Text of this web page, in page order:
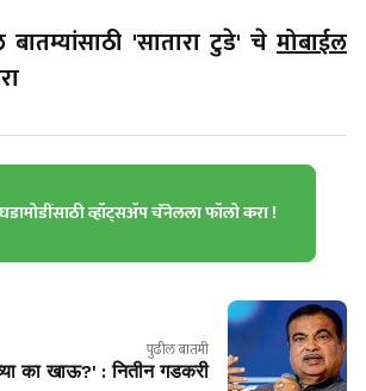
'सातारा टुडे' चे मोबाईल
व्हॉट्सॲप चॅनेलला फॉलो करा !
पुढील बातमी
का खाऊ?' : नितीन गडकरी